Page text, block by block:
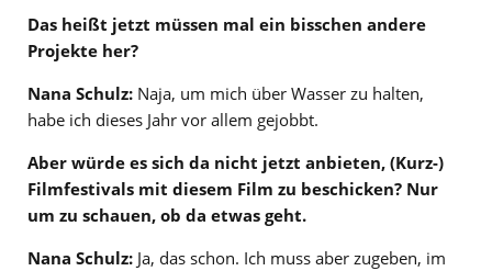
Das heißt jetzt müssen mal ein bisschen andere
Projekte her?
Nana Schulz: Naja, um mich über Wasser zu halten,
habe ich dieses Jahr vor allem gejobbt.
Aber würde es sich da nicht jetzt anbieten, (Kurz-)
Filmfestivals mit diesem Film zu beschicken? Nur
um zu schauen, ob da etwas geht.
Nana Schulz: Ja, das schon. Ich muss aber zugeben, im